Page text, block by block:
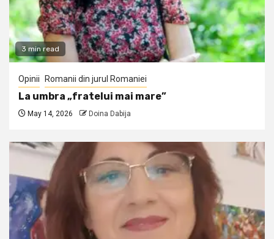
3 min read
Opinii Romanii din jurul Romaniei
La umbra „fratelui mai mare”
May 14, 2026 Doina Dabija